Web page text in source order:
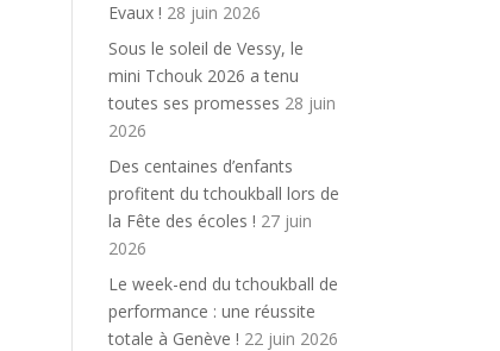
Evaux ! 28 juin 2026
Sous le soleil de Vessy, le
mini Tchouk 2026 a tenu
toutes ses promesses 28 juin
2026
Des centaines d’enfants
profitent du tchoukball lors de
la Fête des écoles ! 27 juin
2026
Le week-end du tchoukball de
performance : une réussite
totale à Genève ! 22 juin 2026